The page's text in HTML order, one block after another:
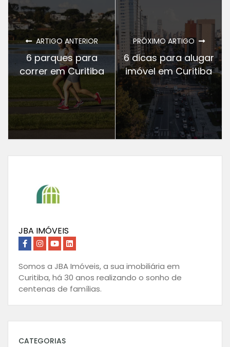
ARTIGO ANTERIOR
6 parques para
correr em Curitiba
PRÓXIMO ARTIGO
6 dicas para alugar
imóvel em Curitiba
JBA IMÓVEIS
Somos a JBA Imóveis, a sua imobiliária em
Curitiba, há 30 anos realizando o sonho de
centenas de famílias.
CATEGORIAS